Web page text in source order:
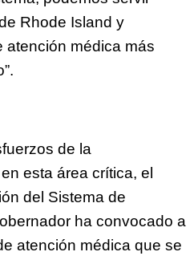
Rhode Island y
atención médica más
de la
esta área crítica, el
del Sistema de
ha convocado a
atención médica que se